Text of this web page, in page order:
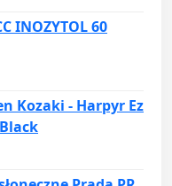
INOZYTOL 60
Kozaki - Harpyr Ez